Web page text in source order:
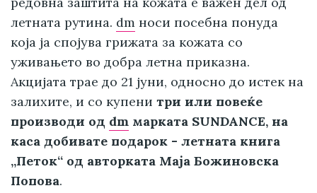
летната рутина. dm носи посебна понуда
која ја спојува грижата за кожата со
уживањето во добра летна приказна.
Акцијата трае до 21 јуни, односно до истек на
залихите, и со купени три или повеќе
производи од dm марката SUNDANCE, на
каса добивате подарок - летната книга
„Петок“ од авторката Маја Божиновска
Попова.